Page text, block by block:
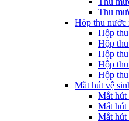
Thu
Hôp thu nước
Hộp
Hộp
Hộp
Hộp
Hộp
Mắt hút vệ
Mắt hút
Mắt hút
Mắt hút